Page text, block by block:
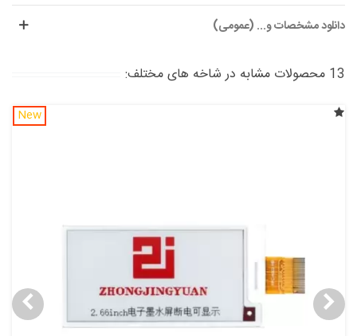
دانلود مشخصات و... (عمومی)
13 محصولات مشابه در شاخه های مختلف:
New